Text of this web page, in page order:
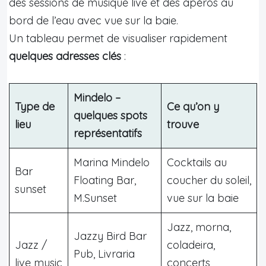
bord de l’eau avec vue sur la baie.
Un tableau permet de visualiser rapidement
quelques adresses clés :
Type de
lieu
Mindelo –
quelques spots
représentatifs
Ce qu’on y
trouve
Bar
sunset
Marina Mindelo
Floating Bar,
M.Sunset
Cocktails au
coucher du soleil,
vue sur la baie
Jazz /
live music
Jazzy Bird Bar
Pub, Livraria
Jazz, morna,
coladeira,
concerts